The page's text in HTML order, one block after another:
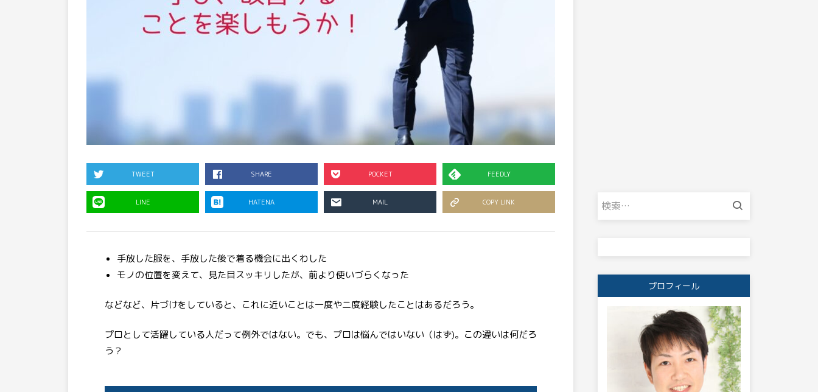
TWEET SHARE POCKET FEEDLY
LINE HATENA MAIL COPY LINK
手放した服を、手放した後で着る機会に出くわした
モノの位置を変えて、見た目スッキリしたが、前より使いづらくなった
などなど、片づけをしていると、これに近いことは一度や二度経験したことはあるだろう。
プロとして活躍している人だって例外ではない。でも、プロは悩んではいない（はず)。この違いは何だろ
う？
検
プロフィール